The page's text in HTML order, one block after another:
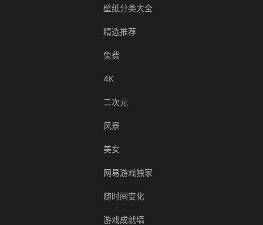
壁纸分类大全
精选推荐
免费
4K
二次元
风景
美女
网易游戏独家
随时间变化
游戏成就墙